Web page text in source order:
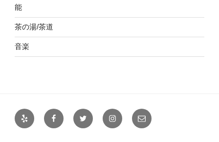
能
茶の湯/茶道
音楽
Yelp FacebookTwitter Instagramメ
ー